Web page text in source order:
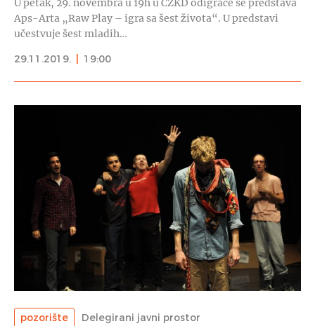
Aps-Arta „Raw Play – igra sa šest života“. U predstavi
učestvuje šest mladih…
29.11.2019.
19:00
pozorište Delegirani javni prostor